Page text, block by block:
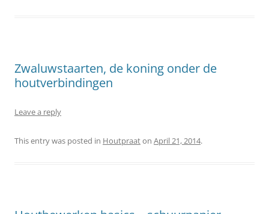
Zwaluwstaarten, de koning onder de
houtverbindingen
Leave a reply
This entry was posted in Houtpraaton April 21, 2014.